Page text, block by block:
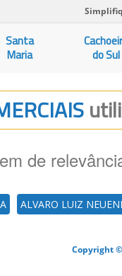
Santa
Maria
do Sul
de
ALVARO LUIZ
Copyright ©